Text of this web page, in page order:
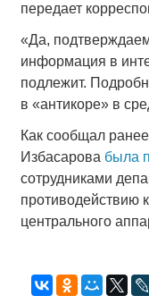
передает
«Да,
информация в
подлежит.
в «антикоре» в
Как сообщал
Избасарова была
сотрудниками
противодействию
центрального